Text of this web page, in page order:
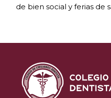
de bien social y ferias de